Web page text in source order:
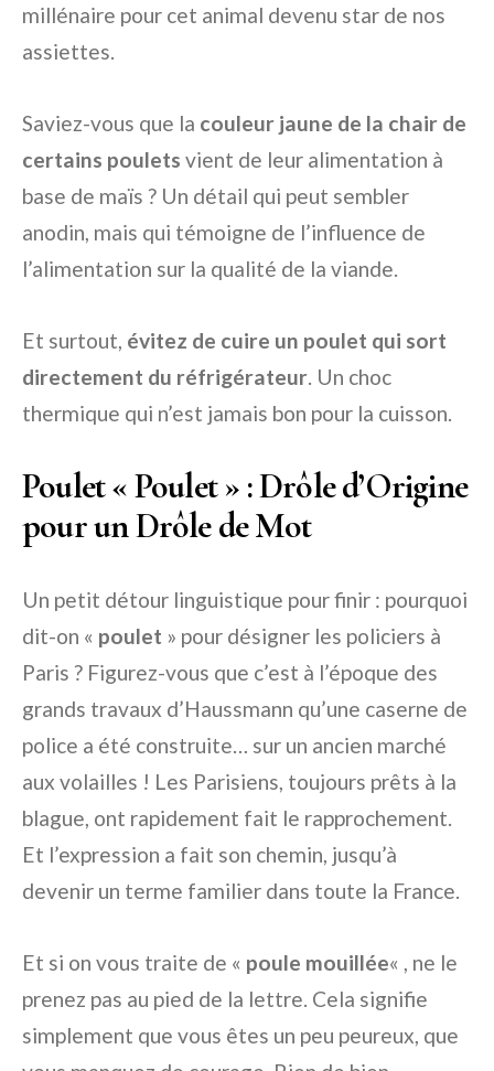
millénaire pour cet animal devenu star de nos
assiettes.
Saviez-vous que la couleur jaune de la chair de
certains poulets vient de leur alimentation à
base de maïs ? Un détail qui peut sembler
anodin, mais qui témoigne de l’influence de
l’alimentation sur la qualité de la viande.
Et surtout, évitez de cuire un poulet qui sort
directement du réfrigérateur. Un choc
thermique qui n’est jamais bon pour la cuisson.
Poulet « Poulet » : Drôle d’Origine
pour un Drôle de Mot
Un petit détour linguistique pour finir : pourquoi
dit-on « poulet » pour désigner les policiers à
Paris ? Figurez-vous que c’est à l’époque des
grands travaux d’Haussmann qu’une caserne de
police a été construite… sur un ancien marché
aux volailles ! Les Parisiens, toujours prêts à la
blague, ont rapidement fait le rapprochement.
Et l’expression a fait son chemin, jusqu’à
devenir un terme familier dans toute la France.
Et si on vous traite de « poule mouillée« , ne le
prenez pas au pied de la lettre. Cela signifie
simplement que vous êtes un peu peureux, que